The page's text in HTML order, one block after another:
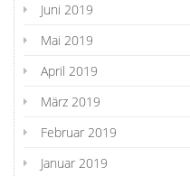
Juni 2019
Mai 2019
April 2019
März 2019
Februar 2019
Januar 2019